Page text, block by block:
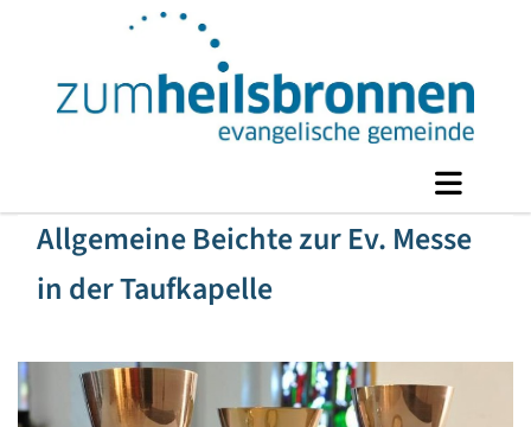
Allgemeine Beichte zur Ev. Messe
in der Taufkapelle